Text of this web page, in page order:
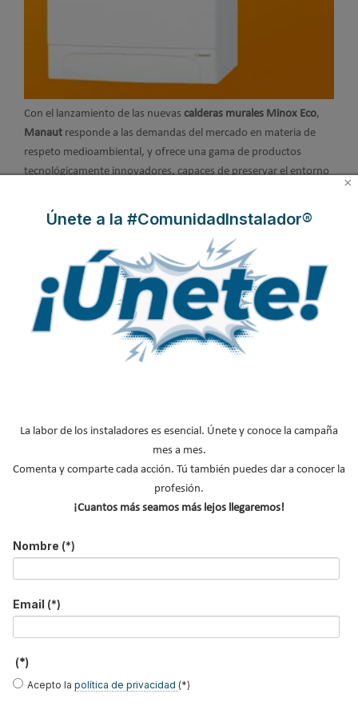
Con el lanzamiento de las nuevas calderas murales Minox Eco,
Manaut responde a las demandas del mercado en materia de
respeto medioambiental, y ofrece una gama de productos
tecnológicamente innovadores, capaces de preservar el entorno
Estascalderas ecológicas, de baja emisión de NOx, son la mejor
solución a los requerimientos de bienestar, seguridad y respeto
por el medio ambiente que exige la normativa RITE en materia de
reposición de calderas con salida de gases por fachada o patio de
ventilación del edificio.
Siguiente
expansión para
tuberías PEX-a | Jordi
Hidráulica
para rehabilitación y
en vivienda
Guía paso a paso
Tubería INSU PLUS PE
Genebre: ¿Cómo
×
Únete a la #ComunidadInstalador®
La labor de los instaladores es esencial. Únete y conoce la campaña
mes a mes.
Comenta y comparte cada acción. Tú también puedes dar a conocer la
profesión.
¡Cuantos más seamos más lejos llegaremos!
Nombre (*)
Email (*)
(*)
Acepto la política de privacidad (*)